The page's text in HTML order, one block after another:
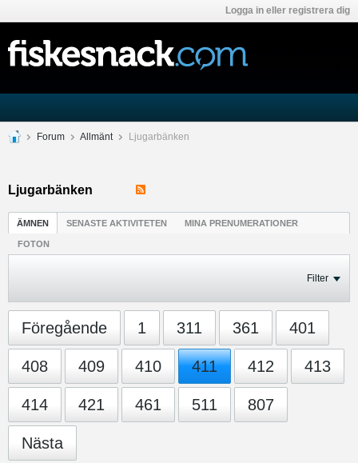
Logga in eller registrera dig
Forum Allmänt Ljugarbänken
Ljugarbänken
ÄMNEN SENASTE AKTIVITETEN MINA PRENUMERATIONER
FOTON
Filter
Föregående 1 311 361 401
408 409 410 411 412 413
414 421 461 511 807
Nästa